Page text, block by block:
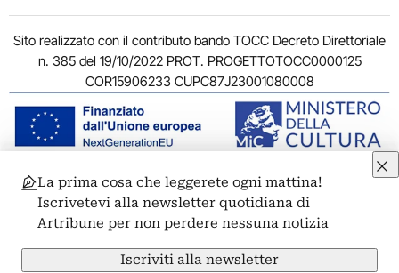
Sito realizzato con il contributo bando TOCC Decreto Direttoriale
n. 385 del 19/10/2022 PROT. PROGETTOTOCC0000125
COR15906233 CUPC87J23001080008
© 2011-2026 ARTRIBUNE srl – Corso Vittorio Emanuele II, 287 –
00186 Roma - P.I. 11381581005
Privacy: Responsabile della protezione dei dati personali
ARTRIBUNE srl – Corso Vittorio Emanuele II, 287 – 00186 Roma
Termini e condizioniPrivacy PolicyCookie PolicyCredits
La prima cosa che leggerete ogni mattina!
Iscrivetevi alla newsletter quotidiana di
Artribune per non perdere nessuna notizia
Iscriviti alla newsletter